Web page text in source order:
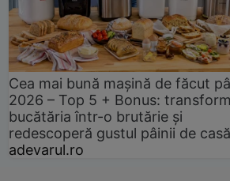
Cea mai bună mașină de făcut
2026 – Top 5 + Bonus:
bucătăria într-o brutărie și
redescoperă gustul pâinii de casă
adevarul.ro